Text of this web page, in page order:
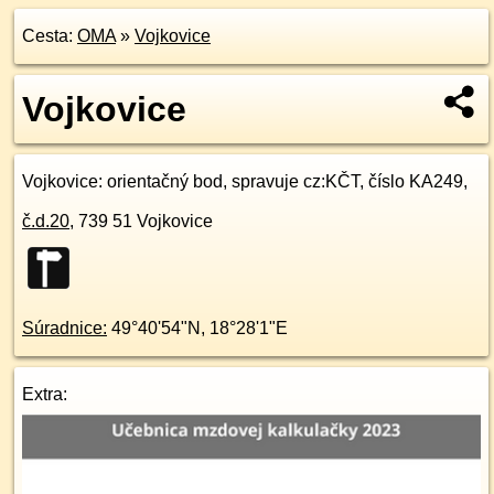
Cesta: OMA» Vojkovice
Vojkovice
Vojkovice: orientačný bod, spravuje cz:KČT, číslo KA249,
č.d.20, 739 51 Vojkovice
Súradnice: 49°40'54"N , 18°28'1"E
Extra: